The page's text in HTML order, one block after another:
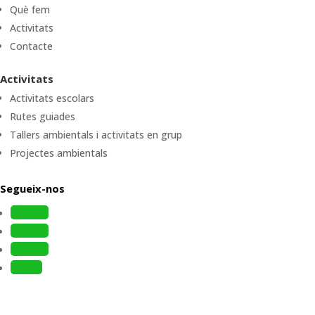
Què fem
Activitats
Contacte
Activitats
Activitats escolars
Rutes guiades
Tallers ambientals i activitats en grup
Projectes ambientals
Segueix-nos
Follow
Follow
Follow
Follow